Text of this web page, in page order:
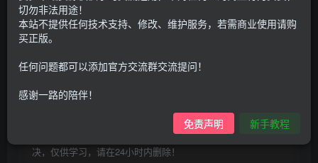
G币 G币100
个人会员G币9.9 至尊会员 免费
购买前请先看完新手教程,未认真看完一切问题自行解决
点击查看
仅支持云服务器搭建，适用于小白快速搭建，只能确保安卓正
常进入游戏和后台使用，如有苹果请自测，游戏多少自带一些
bug，若后面因为bug或者其他原因导致游戏无法进入请自行解
决，仅供学习，请在24小时内删除！
切勿非法用途！
本站不提供任何技术支持、修改、维护服务，若需商业使用请购
买正版。
任何问题都可以添加官方交流群交流提问！
感谢一路的陪伴！
免责声明 新手教程